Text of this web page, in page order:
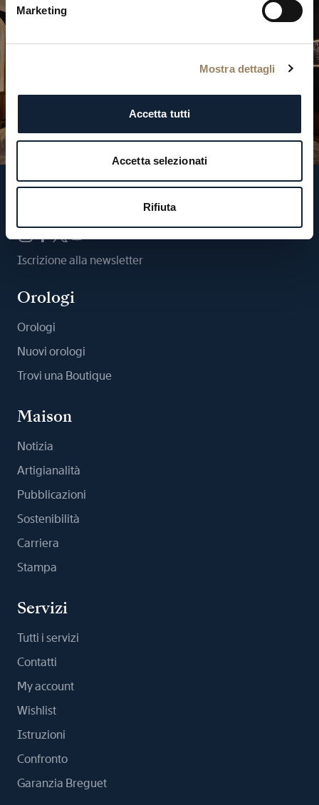
Marketing
Mostra dettagli
Accetta tutti
Accetta selezionati
Rifiuta
Iscrizione alla newsletter
Orologi
Orologi
Nuovi orologi
Trovi una Boutique
Maison
Notizia
Artigianalità
Pubblicazioni
Sostenibilità
Carriera
Stampa
Servizi
Tutti i servizi
Contatti
My account
Wishlist
Istruzioni
Confronto
Garanzia Breguet